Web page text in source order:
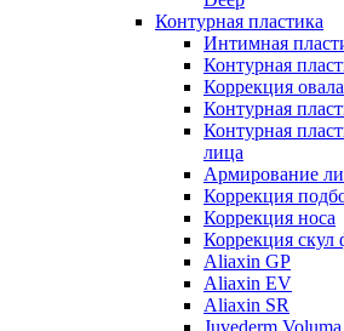
Контурная пластика
Интимная
Контурная
Коррекция
Контурная
Контурная
лица
Армирование
Коррекция
Коррекция носа
Коррекция скул
Aliaxin GP
Aliaxin EV
Aliaxin SR
Juvederm Voluma